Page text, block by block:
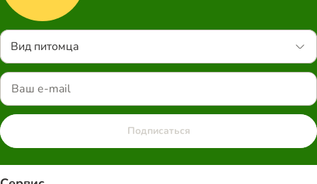
Вид питомца
Подписаться